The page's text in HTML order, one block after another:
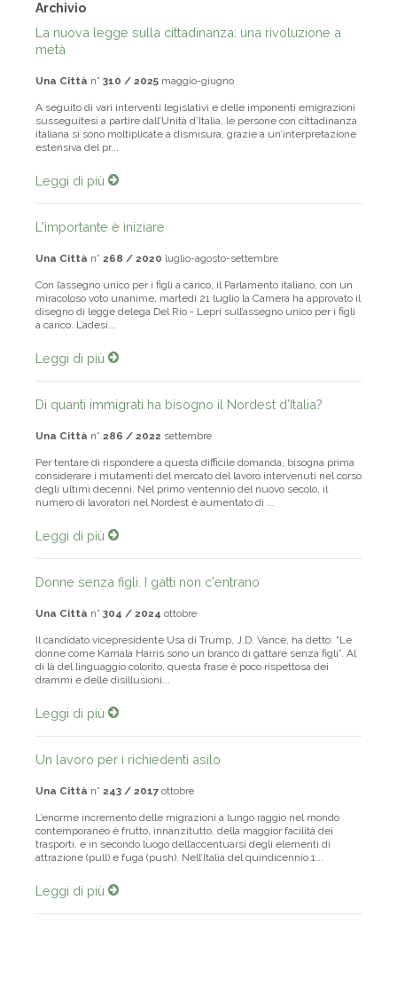
Archivio
La nuova legge sulla cittadinanza: una rivoluzione a
metà
Una Città n° 310 / 2025 maggio-giugno
A seguito di vari interventi legislativi e delle imponenti emigrazioni
susseguitesi a partire dall’Unità d’Italia, le persone con cittadinanza
italiana si sono moltiplicate a dismisura, grazie a un’interpretazione
estensiva del pr...
Leggi di più
L'importante è iniziare
Una Città n° 268 / 2020 luglio-agosto-settembre
Con l’assegno unico per i figli a carico, il Parlamento italiano, con un
miracoloso voto unanime, martedì 21 luglio la Camera ha approvato il
disegno di legge delega Del Rio - Lepri sull’assegno unico per i figli
a carico. L’adesi...
Leggi di più
Di quanti immigrati ha bisogno il Nordest d’Italia?
Una Città n° 286 / 2022 settembre
Per tentare di rispondere a questa difficile domanda, bisogna prima
considerare i mutamenti del mercato del lavoro intervenuti nel corso
degli ultimi decenni. Nel primo ventennio del nuovo secolo, il
numero di lavoratori nel Nordest è aumentato di ...
Leggi di più
Donne senza figli. I gatti non c'entrano
Una Città n° 304 / 2024 ottobre
Il candidato vicepresidente Usa di Trump, J.D. Vance, ha detto: “Le
donne come Kamala Harris sono un branco di gattare senza figli”. Al
di là del linguaggio colorito, questa frase è poco rispettosa dei
drammi e delle disillusioni...
Leggi di più
Un lavoro per i richiedenti asilo
Una Città n° 243 / 2017 ottobre
L’enorme incremento delle migrazioni a lungo raggio nel mondo
contemporaneo è frutto, innanzitutto, della maggior facilità dei
trasporti, e in secondo luogo dell’accentuarsi degli elementi di
attrazione (pull) e fuga (push). Nell’Italia del quindicennio 1...
Leggi di più